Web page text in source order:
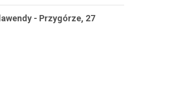
- Przygórze, 27